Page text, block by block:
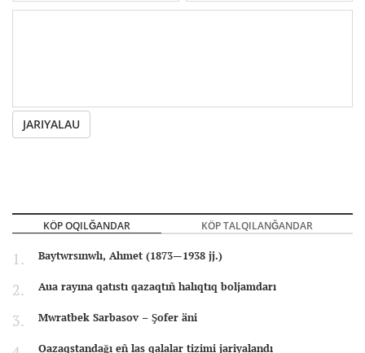
JARIYALAU
KÖP OQILĞANDAR KÖP TALQILANĞANDAR
Baytwrsınwlı, Ahmet (1873—1938 jj.)
Aua rayına qatıstı qazaqtıñ halıqtıq boljamdarı
Mwratbek Sarbasov – Şofer äni
Qazaqstandağı eñ las qalalar tizimi jariyalandı